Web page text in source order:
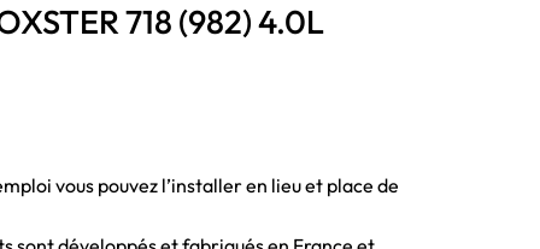
718 (982) 4.0L
vous pouvez l’installer en lieu et place de